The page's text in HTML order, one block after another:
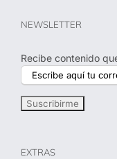
NEWSLETTER
Recibe contenido
EXTRAS